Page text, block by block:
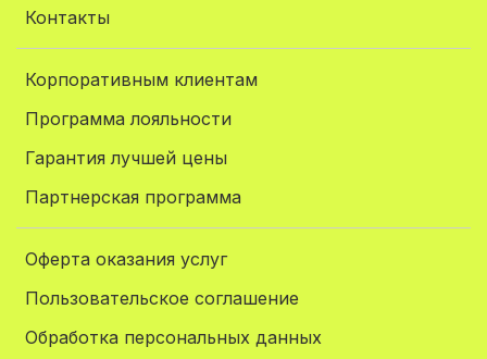
Контакты
Корпоративным клиентам
Программа лояльности
Гарантия лучшей цены
Партнерская программа
Оферта оказания услуг
Пользовательское соглашение
Обработка персональных данных